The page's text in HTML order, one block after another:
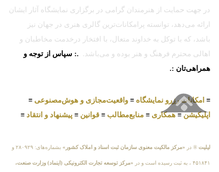
در جهت حمایت از هنرمندان گرامی در برگزاری نمایشگاه آثار ایشان
ارائه می‌دهد، توانسته پرامکانات‌ترین گالری هنری در جهان نیز
باشد، که با توکل به خداوند متعال، با افتخار درخدمت مخاطبان و
اهالی محترم فرهنگ و هنر بوده و می‌باشد. .: سپاس از توجه و
همراهی‌تان :.
≡ امکانات رزرو نمایشگاه ≡ واقعیت‌مجازی و هوش‌مصنوعی ≡
اپلیکیشن≡همکاری ≡ منابع‌مطالب ≡ قوانین ≡ پیشنهاد و انتقاد ≡
لیلیت ® در «مرکز مالکیت معنوی سازمان ثبت اسناد و املاک کشور» بشماره‌های: ۲۸۰۹۲۹ و
۴۵۱۸۴۱ ، به ثبت رسیده است و در «مرکز توسعه تجارت الکترونیکی (اینماد) وزارت صنعت،